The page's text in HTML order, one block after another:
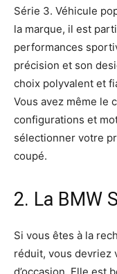
Série 3. Véhicule
la marque, il est
performances
précision et son
choix polyvalent et
Vous avez même le
configurations et
sélectionner votre
coupé.
2. La BMW
Si vous êtes à la
réduit, vous devriez